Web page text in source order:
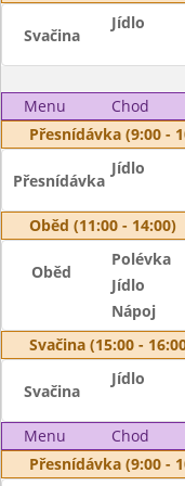
Svačina
Jídlo
Menu Chod
Přesnídávka (9:00 -
Přesnídávka
Jídlo
Oběd (11:00 - 14:00)
Oběd
Polévka
Jídlo
Nápoj
Svačina (15:00 -
Svačina
Jídlo
Menu Chod
Přesnídávka (9:00 -